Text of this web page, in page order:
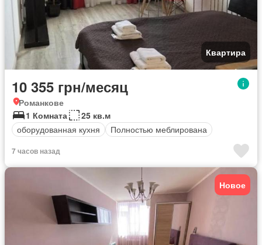
Квартира
10 355 грн/месяц
Романкове
1 Комната
25 кв.м
оборудованная кухня
Полностью меблирована
7 часов назад
Новое